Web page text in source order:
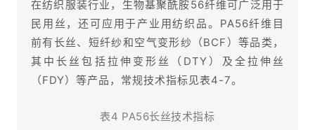
在纺织服装行业，生物基聚酰胺56纤维可广泛用于
民用丝，还可应用于产业用纺织品。PA56纤维目
前有长丝、短纤纱和空气变形纱（BCF）等品类，
其中长丝包括拉伸变形丝（DTY）及全拉伸丝
（FDY）等产品，常规技术指标见表4-7。
表4 PA56长丝技术指标